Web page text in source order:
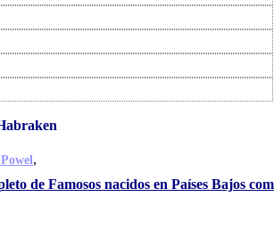
,
de Famosos nacidos en Países Bajos